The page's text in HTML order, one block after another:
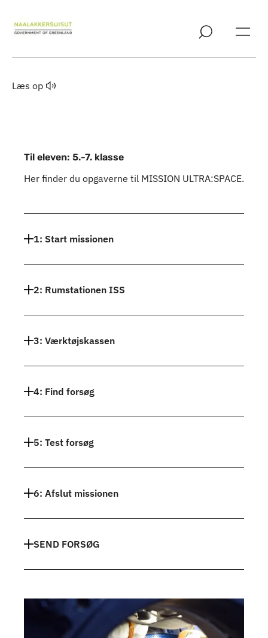
Læs op
Til eleven: 5.-7. klasse
Her finder du opgaverne til MISSION ULTRA:SPACE.
1: Start missionen
2: Rumstationen ISS
3: Værktøjskassen
4: Find forsøg
5: Test forsøg
6: Afslut missionen
SEND FORSØG